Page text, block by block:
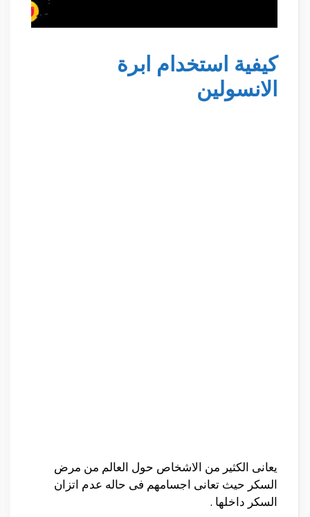
كيفية استخدام ابرة
الانسولين
يعانى الكثير من الاشخاص حول العالم من مرض
السكر حيث تعانى اجسامهم فى حاله عدم اتزان
السكر داخلها .